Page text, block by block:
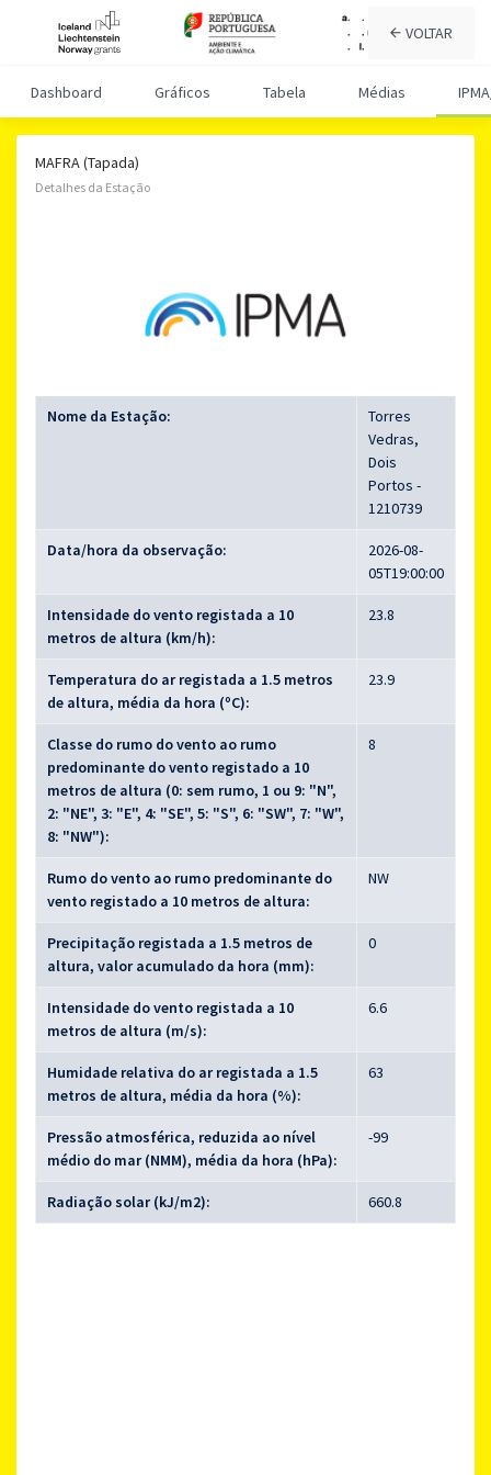
VOLTAR
Dashboard Gráficos Tabela Médias
MAFRA (Tapada)
Detalhes da Estação
Nome da Estação:
Torres
Vedras,
Dois
Portos -
1210739
Data/hora da observação:
2026-08-
05T19:00:00
Intensidade do vento registada a 10
metros de altura (km/h):
23.8
Temperatura do ar registada a 1.5 metros
de altura, média da hora (ºC):
23.9
Classe do rumo do vento ao rumo
predominante do vento registado a 10
metros de altura (0: sem rumo, 1 ou 9: "N",
2: "NE", 3: "E", 4: "SE", 5: "S", 6: "SW", 7: "W",
8: "NW"):
8
Rumo do vento ao rumo predominante do
vento registado a 10 metros de altura:
NW
Precipitação registada a 1.5 metros de
altura, valor acumulado da hora (mm):
0
Intensidade do vento registada a 10
metros de altura (m/s):
6.6
Humidade relativa do ar registada a 1.5
metros de altura, média da hora (%):
63
Pressão atmosférica, reduzida ao nível
médio do mar (NMM), média da hora (hPa):
-99
Radiação solar (kJ/m2): 660.8